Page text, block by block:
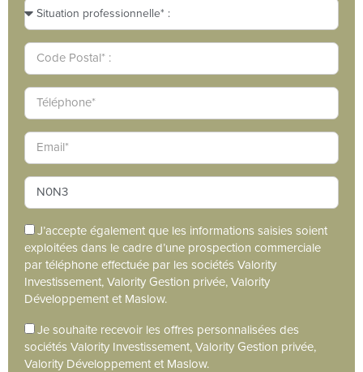
J’accepte également que les informations saisies soient
exploitées dans le cadre d’une prospection commerciale
par téléphone effectuée par les sociétés Valority
Investissement, Valority Gestion privée, Valority
Développement et Maslow.
Je souhaite recevoir les offres personnalisées des
sociétés Valority Investissement, Valority Gestion privée,
Valority Développement et Maslow.